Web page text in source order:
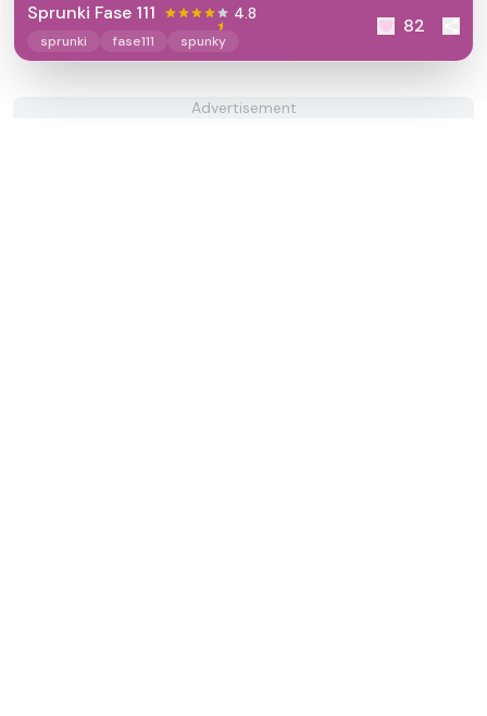
Sprunki Fase 111 4.8
sprunki fase111 spunky
82
Advertisement